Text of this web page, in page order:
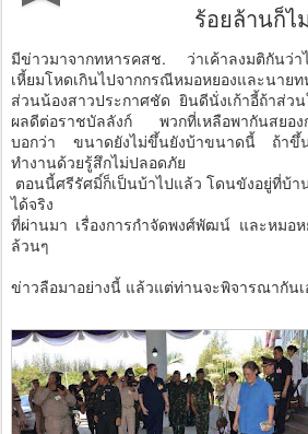
ร้อยล้านก็ไ
มีข่าวมาจากทหารคสช. ว่าเค้าลงมติกันว่า
เหี้ยมโหดเกินไปจากกรณีหมอหยองและนาย
ส่วนน้องสาวประกาศชัด ยินดีนั่งเก้าอี้ถ้าส่
ผลดีต่อราชบัลลังก์ พวกที่เหลือพากันสยอง
บอกว่า ขนาดยังไม่ขึ้นยังบ้าขนาดนี้ ถ้าขึ้
ทำงานด้วยรู้สึกไม่ปลอดภัย
ตอนนี้ศรีรัศมิ์ก็เป็นบ้าไปแล้ว โดนขังอยู่ที่บ้า
ได้จริง
ที่ผ่านมา เรื่องการกำจัดพงศ์พัฒน์ และหมอห
ล้วนๆ
ข่าวลือมาอย่างนี้ แล้วแต่ท่านจะพิจารณากันเ